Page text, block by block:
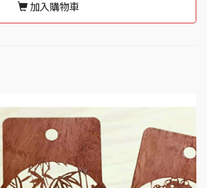
加入購物車